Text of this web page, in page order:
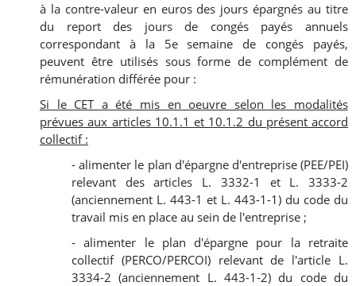
à la contre-valeur en euros des jours épargnés au titre
du report des jours de congés payés annuels
correspondant à la 5e semaine de congés payés,
peuvent être utilisés sous forme de complément de
rémunération différée pour :
Si le CET a été mis en oeuvre selon les modalités
prévues aux articles 10.1.1 et 10.1.2 du présent accord
collectif :
- alimenter le plan d'épargne d'entreprise (PEE/PEI)
relevant des articles L. 3332-1 et L. 3333-2
(anciennement L. 443-1 et L. 443-1-1) du code du
travail mis en place au sein de l'entreprise ;
- alimenter le plan d'épargne pour la retraite
collectif (PERCO/PERCOI) relevant de l'article L.
3334-2 (anciennement L. 443-1-2) du code du